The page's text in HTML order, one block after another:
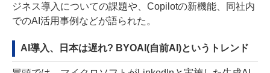
ジネス導入についての課題や、Copilotの新機能、同社内
でのAI活用事例などが語られた。
AI導入、日本は遅れ? BYOAI(自前AI)というトレンド